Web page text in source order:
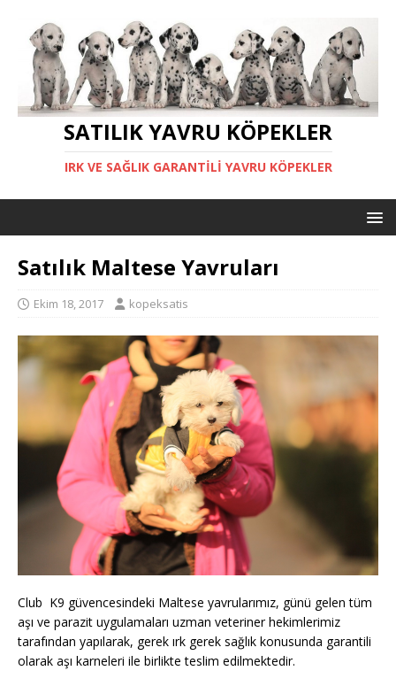
SATILIK YAVRU KÖPEKLER
IRK VE SAĞLIK GARANTILI YAVRU KÖPEKLER
Satılık Maltese Yavruları
Ekim 18, 2017 kopeksatis
Club K9 güvencesindeki Maltese yavrularımız, günü gelen tüm
aşı ve parazit uygulamaları uzman veteriner hekimlerimiz
tarafından yapılarak, gerek ırk gerek sağlık konusunda garantili
olarak aşı karneleri ile birlikte teslim edilmektedir.